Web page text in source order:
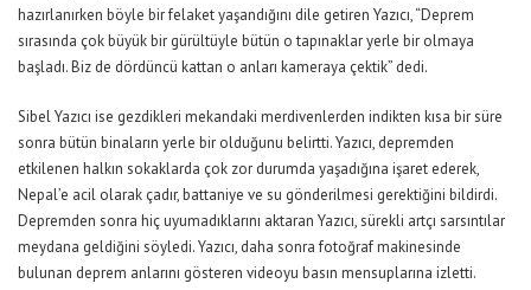
hazırlanırken böyle bir felaket yaşandığını dile getiren Yazıcı, “Deprem
sırasında çok büyük bir gürültüyle bütün o tapınaklar yerle bir olmaya
başladı. Biz de dördüncü kattan o anları kameraya çektik” dedi.
Sibel Yazıcı ise gezdikleri mekandaki merdivenlerden indikten kısa bir süre
sonra bütün binaların yerle bir olduğunu belirtti. Yazıcı, depremden
etkilenen halkın sokaklarda çok zor durumda yaşadığına işaret ederek,
Nepal’e acil olarak çadır, battaniye ve su gönderilmesi gerektiğini bildirdi.
Depremden sonra hiç uyumadıklarını aktaran Yazıcı, sürekli artçı sarsıntılar
meydana geldiğini söyledi. Yazıcı, daha sonra fotoğraf makinesinde
bulunan deprem anlarını gösteren videoyu basın mensuplarına izletti.